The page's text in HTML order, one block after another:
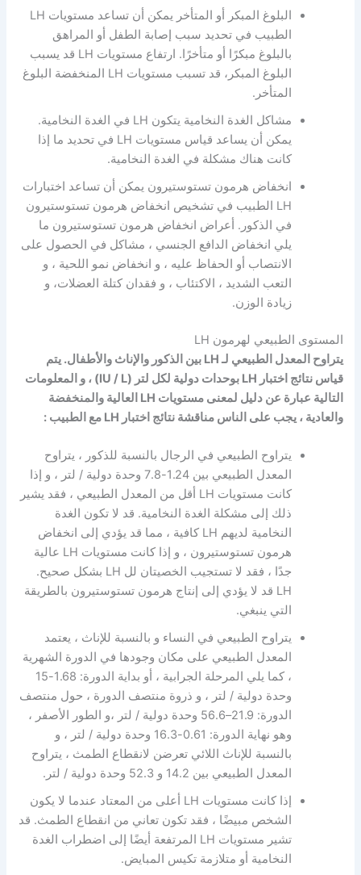
البلوغ المبكر أو المتأخر يمكن أن تساعد مستويات LH
الطبيب في تحديد سبب إصابة الطفل أو المراهق
بالبلوغ مبكرًا أو متأخرًا. ارتفاع مستويات LH قد يسبب
البلوغ المبكر، قد تسبب مستويات LH المنخفضة البلوغ
المتأخر.
مشاكل الغدة النخامية يتكون LH في الغدة النخامية.
يمكن أن يساعد قياس مستويات LH في تحديد ما إذا
كانت هناك مشكلة في الغدة النخامية.
انخفاض هرمون تستوستيرون يمكن أن تساعد اختبارات
LH الطبيب في تشخيص انخفاض هرمون تستوستيرون
في الذكور. أعراض انخفاض هرمون تستوستيرون ما
يلي انخفاض الدافع الجنسي ، مشاكل في الحصول على
الانتصاب أو الحفاظ عليه ، و انخفاض نمو اللحية ، و
التعب الشديد ، الاكتئاب ، و فقدان كتلة العضلات، و
زيادة الوزن.
المستوى الطبيعي لهرمون LH
يتراوح المعدل الطبيعي لـ LH بين الذكور والإناث والأطفال. يتم
قياس نتائج اختبار LH بوحدات دولية لكل لتر (IU / L) ، و المعلومات
التالية عبارة عن دليل لمعنى مستويات LH العالية والمنخفضة
والعادية ، يجب على الناس مناقشة نتائج اختبار LH مع الطبيب :
يتراوح الطبيعي في الرجال بالنسبة للذكور ، يتراوح
المعدل الطبيعي بين 1.24-7.8 وحدة دولية / لتر ، و إذا
كانت مستويات LH أقل من المعدل الطبيعي ، فقد يشير
ذلك إلى مشكلة الغدة النخامية. قد لا تكون الغدة
النخامية لديهم LH كافية ، مما قد يؤدي إلى انخفاض
هرمون تستوستيرون ، و إذا كانت مستويات LH عالية
جدًا ، فقد لا تستجيب الخصيتان لل LH بشكل صحيح.
LH قد لا يؤدي إلى إنتاج هرمون تستوستيرون بالطريقة
التي ينبغي.
يتراوح الطبيعي في النساء و بالنسبة للإناث ، يعتمد
المعدل الطبيعي على مكان وجودها في الدورة الشهرية
، كما يلي المرحلة الجرابية ، أو بداية الدورة: 1.68-15
وحدة دولية / لتر ، و ذروة منتصف الدورة ، حول منتصف
الدورة: 21.9–56.6 وحدة دولية / لتر ،و الطور الأصفر ،
وهو نهاية الدورة: 0.61-16.3 وحدة دولية / لتر ، و
بالنسبة للإناث اللائي تعرضن لانقطاع الطمث ، يتراوح
المعدل الطبيعي بين 14.2 و 52.3 وحدة دولية / لتر.
إذا كانت مستويات LH أعلى من المعتاد عندما لا يكون
الشخص مبيضًا ، فقد تكون تعاني من انقطاع الطمث. قد
تشير مستويات LH المرتفعة أيضًا إلى اضطراب الغدة
النخامية أو متلازمة تكيس المبايض.